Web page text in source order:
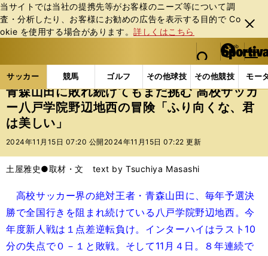
当サイトでは当社の提携先等がお客様のニーズ等について調
査・分析したり、お客様にお勧めの広告を表⽰する⽬的で Co
okie を使⽤する場合があります。詳しくはこちら
閉じ
る
web Sportiva (webスポルティーバ)
検索
マイペ
ー
ジ
メニュ
サッカー 競馬 ゴルフ その他球技 その他競技 モー
ス
ポ
ル
テ
ー
バ
サッカーの記事一覧 Jリーグ他 高校・ユース 青
青森山田に敗れ続けてもまだ挑む 高校サッカ
ー八戸学院野辺地西の冒険「ふり向くな、君
は美しい」
2024年11月15日 07:20 公開 2024年11月15日 07:22 更新
土屋雅史●取材・文 text by Tsuchiya Masashi
高校サッカー界の絶対王者・青森山田に、毎年予選決
勝で全国行きを阻まれ続けている八戸学院野辺地西。今
年度新人戦は１点差逆転負け。インターハイはラスト10
分の失点で０－１と敗戦。そして11月４日。８年連続で